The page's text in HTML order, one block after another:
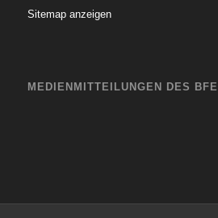
Sitemap anzeigen
MEDIENMITTEILUNGEN DES BFE